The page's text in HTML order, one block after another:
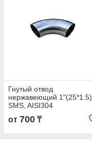
Гнутый отвод
нержавеющий 1"(25*1.5)
SMS, AISI304
от 700 ₸